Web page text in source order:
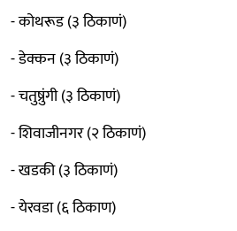
- कोथरूड (३ ठिकाणं)
- डेक्कन (३ ठिकाणं)
- चतुष्रुंगी (३ ठिकाणं)
- शिवाजीनगर (२ ठिकाणं)
- खडकी (३ ठिकाणं)
- येरवडा (६ ठिकाण)